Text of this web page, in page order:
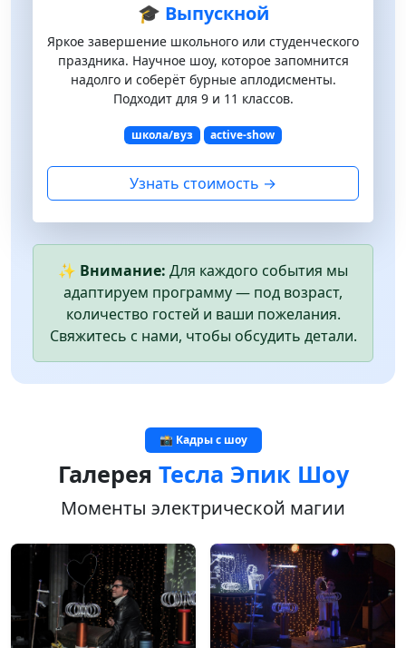
🎓 Выпускной
Яркое завершение школьного или студенческого
праздника. Научное шоу, которое запомнится
надолго и соберёт бурные аплодисменты.
Подходит для 9 и 11 классов.
школа/вуз active-show
Узнать стоимость →
✨ Внимание: Для каждого события мы
адаптируем программу — под возраст,
количество гостей и ваши пожелания.
Свяжитесь с нами, чтобы обсудить детали.
📸 Кадры с шоу
Галерея Тесла Эпик Шоу
Моменты электрической магии